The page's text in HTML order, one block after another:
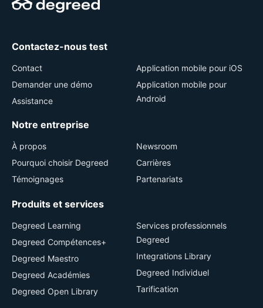
Contactez-nous test
Contact
Demander une démo
Assistance
Application mobile pour iOS
Application mobile pour
Android
Notre entreprise
À propos
Pourquoi choisir Degreed
Témoignages
Newsroom
Carrières
Partenariats
Produits et services
Degreed Learning
Degreed Compétences+
Degreed Maestro
Degreed Académies
Degreed Open Library
Services professionnels
Degreed
Integrations Library
Degreed Individuel
Tarification